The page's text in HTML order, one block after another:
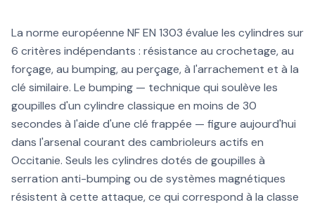
La norme européenne NF EN 1303 évalue les cylindres sur
6 critères indépendants : résistance au crochetage, au
forçage, au bumping, au perçage, à l'arrachement et à la
clé similaire. Le bumping — technique qui soulève les
goupilles d'un cylindre classique en moins de 30
secondes à l'aide d'une clé frappée — figure aujourd'hui
dans l'arsenal courant des cambrioleurs actifs en
Occitanie. Seuls les cylindres dotés de goupilles à
serration anti-bumping ou de systèmes magnétiques
résistent à cette attaque, ce qui correspond à la classe